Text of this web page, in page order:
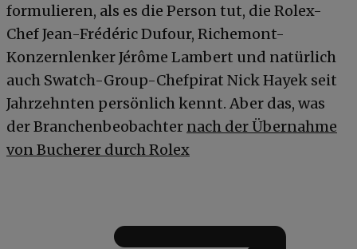
formulieren, als es die Person tut, die Rolex-
Chef Jean-Frédéric Dufour, Richemont-
Konzernlenker Jérôme Lambert und natürlich
auch Swatch-Group-Chefpirat Nick Hayek seit
Jahrzehnten persönlich kennt. Aber das, was
der Branchenbeobachter nach der Übernahme
von Bucherer durch Rolex